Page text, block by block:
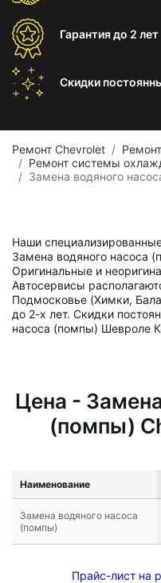
Гарантиядо 2 лет
Скидки
Ремонт Chevrolet
Ремонт системы
Замена водяного
Наши
Замена водяного насоса
Оригинальные и
Автосервисы
Подмосковье (Химки,
до 2-х лет. Скидки
насоса (помпы) Шевроле
Цена -
(помпы)
Наименование
Замена водяного насоса
(помпы)
Прайс-лист на